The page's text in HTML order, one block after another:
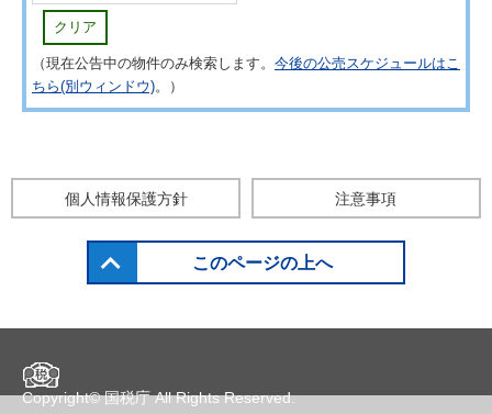
クリア
（現在公告中の物件のみ検索します。 今後の公売スケジュールはこ
ちら(別ウィンドウ)。）
個人情報保護方針 注意事項
このページの上へ
Copyright©国税庁All Rights Reserved.